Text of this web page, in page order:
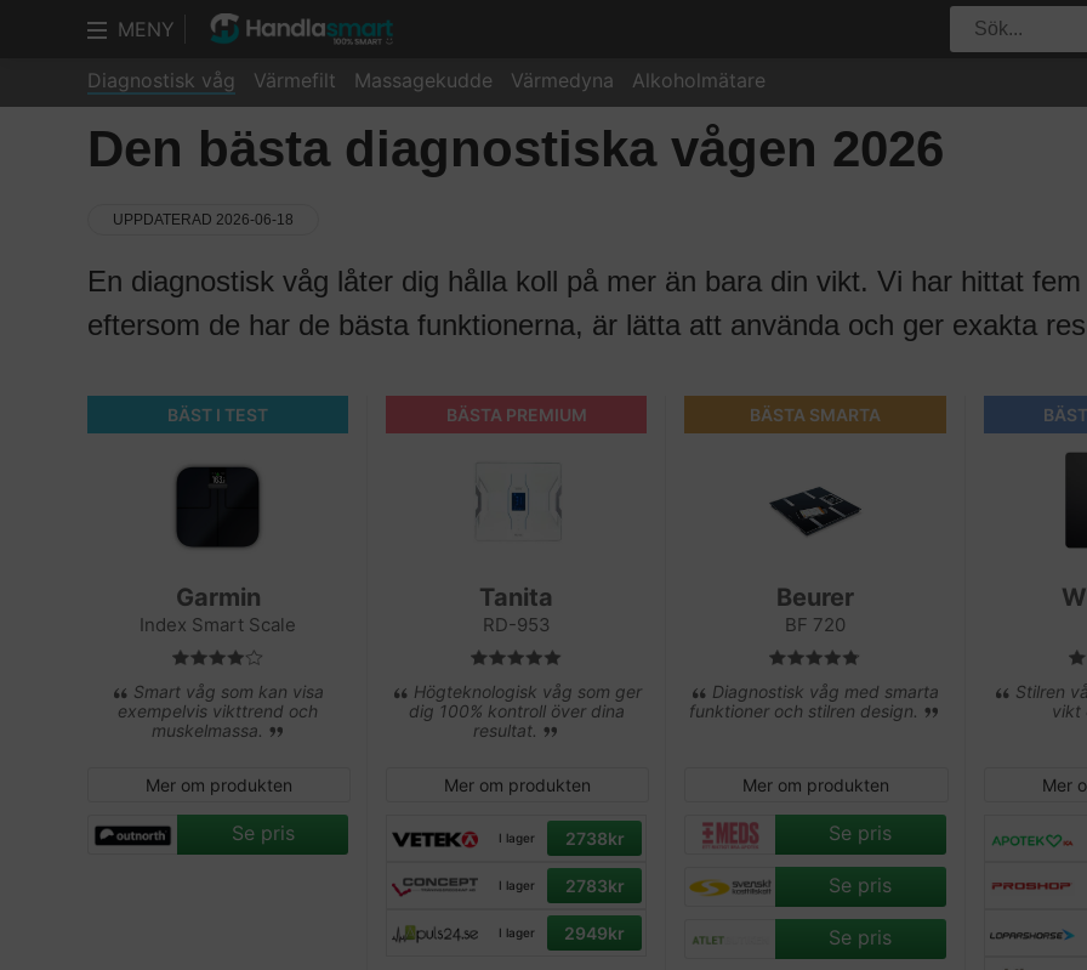
MENY
Diagnostisk våg Värmefilt Massagekudde Värmedyna Alkoholmätare
Den bästa diagnostiska vågen 2026
UPPDATERAD 2026-06-18
En diagnostisk våg låter dig hålla koll på mer än bara din vikt. Vi har hittat
eftersom de har de bästa funktionerna, är lätta att använda och ger exakta
BÄST I TEST
Garmin
Index Smart Scale
Smart våg som kan visa
exempelvis vikttrend och
muskelmassa.
Mer om produkten
Se pris
BÄSTA PREMIUM
Tanita
RD-953
Högteknologisk våg som ger
dig 100% kontroll över dina
resultat.
Mer om produkten
I lager 2738kr
I lager 2783kr
I lager 2949kr
BÄSTA SMARTA
Beurer
BF 720
Diagnostisk våg med smarta
funktioner och stilren design.
Mer om produkten
Se pris
Se pris
Se pris
Stilren
vikt
Mer